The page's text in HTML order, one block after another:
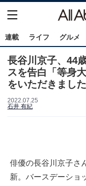
連載 ライフ グルメ
長谷川京子、44
スを告白「等身
をいただきました
2022.07.25
石井 有紀
俳優の長谷川京子さ
新。バースデーショ